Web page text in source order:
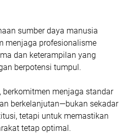
sumber daya manusia
menjaga profesionalisme
dan keterampilan yang
berpotensi tumpul.
berkomitmen menjaga standar
berkelanjutan—bukan sekadar
tetapi untuk memastikan
tetap optimal.